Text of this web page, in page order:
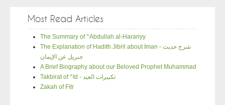
Most Read Articles
The Summary of ^Abdullah al-Harariyy
The Explanation of Hadith Jibril about Iman - شرح حديث
جبريل عن الإيمان
A Brief Biography about our Beloved Prophet Muhammad
Takbirat of ^Id - تكبيرات العيد
Zakah of Fitr